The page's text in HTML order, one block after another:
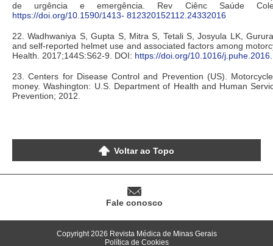
de urgência e emergência. Rev Ciênc Saúde
https://doi.org/10.1590/1413- 812320152112.24332016
22. Wadhwaniya S, Gupta S, Mitra S, Tetali S, Josyula LK,
and self-reported helmet use and associated factors among
Health. 2017;144S:S62-9. DOI: https://doi.org/10.1016/
23. Centers for Disease Control and Prevention (US).
money. Washington: U.S. Department of Health and Human
Prevention; 2012.
Voltar ao Topo
Fale conosco
Copyright 2026 Revista Médica de Minas Gerais
Política de Cookies